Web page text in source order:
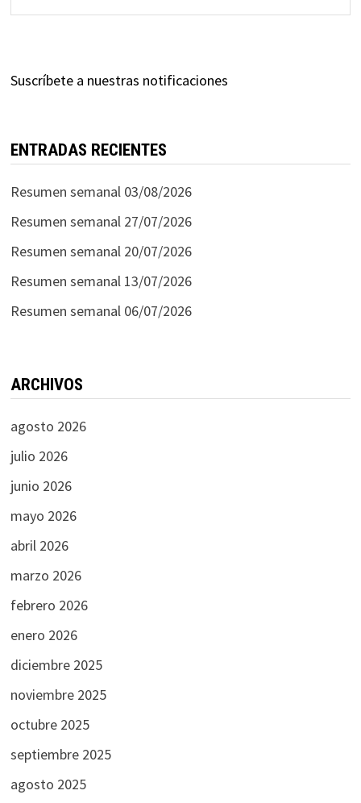
Suscríbete a nuestras notificaciones
ENTRADAS RECIENTES
Resumen semanal 03/08/2026
Resumen semanal 27/07/2026
Resumen semanal 20/07/2026
Resumen semanal 13/07/2026
Resumen semanal 06/07/2026
ARCHIVOS
agosto 2026
julio 2026
junio 2026
mayo 2026
abril 2026
marzo 2026
febrero 2026
enero 2026
diciembre 2025
noviembre 2025
octubre 2025
septiembre 2025
agosto 2025